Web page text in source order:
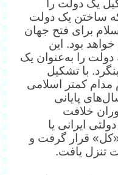
یک دولت را
که ساختن یک دولت
برای فتح جهان
بود. این
دولت را به‌عنوان یک
با تشکیل
کمتر اسلامی
پایانی
خلافت
ایرانی یا
«کل» قرار گرفت و
تنزل یافت.